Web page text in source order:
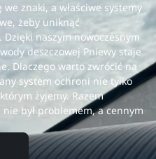
znaki, a właściwe systemy
żeby uniknąć
naszym nowoczesnym
deszczowej Pniewy staje
Dlaczego warto zwrócić na
system ochroni nie tylko
żyjemy. Razem
był problemem, a cennym